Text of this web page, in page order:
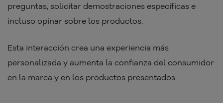
preguntas, solicitar demostraciones específicas e
incluso opinar sobre los productos.
Esta interacción crea una experiencia más
personalizada y aumenta la confianza del consumidor
en la marca y en los productos presentados.